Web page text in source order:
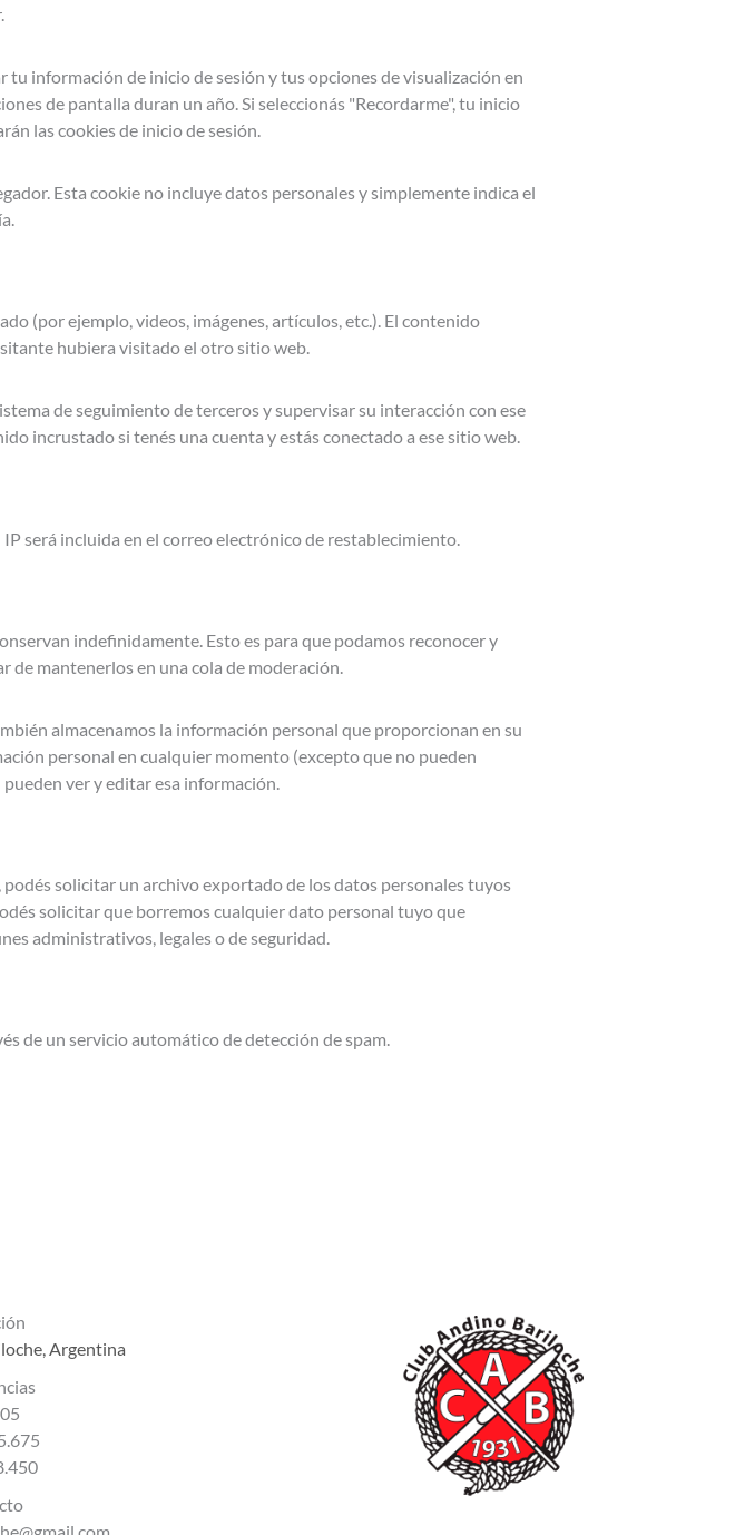
información de inicio de sesión y tus opciones de visualización en
de pantalla duran un año. Si seleccionás "Recordarme", tu inicio
las cookies de inicio de sesión.
Esta cookie no incluye datos personales y simplemente indica el
(por ejemplo, videos, imágenes, artículos, etc.). El contenido
hubiera visitado el otro sitio web.
de seguimiento de terceros y supervisar su interacción con ese
incrustado si tenés una cuenta y estás conectado a ese sitio web.
será incluida en el correo electrónico de restablecimiento.
indefinidamente. Esto es para que podamos reconocer y
mantenerlos en una cola de moderación.
almacenamos la información personal que proporcionan en su
personal en cualquier momento (excepto que no pueden
ver y editar esa información.
solicitar un archivo exportado de los datos personales tuyos
solicitar que borremos cualquier dato personal tuyo que
administrativos, legales o de seguridad.
de un servicio automático de detección de spam.
Argentina